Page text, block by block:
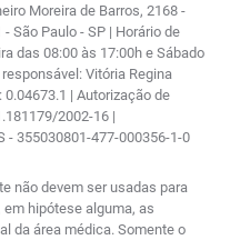
Moreira de Barros, 2168 -
São Paulo - SP | Horário de
das 08:00 às 17:00h e Sábado
Vitória Regina
0.04673.1 | Autorização de
2002-16 |
- 355030801-477-000356-1-0
não devem ser usadas para
hipótese alguma, as
da área médica. Somente o